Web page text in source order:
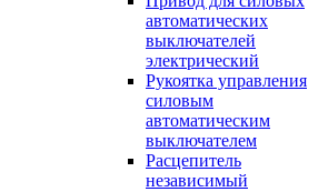
автоматических
выключателей
электрический
Рукоятка управления
силовым
автоматическим
выключателем
Расцепитель
независимый